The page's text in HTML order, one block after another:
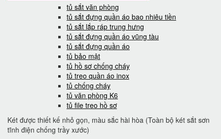
tủ sắt văn phòng
tủ sắt đựng quần áo bao nhiêu tiền
tủ sắt lắp ráp trung hưng
tủ sắt đựng quần áo vũng tàu
tủ sắt đựng quần áo
tủ bảo mật
tủ hồ sơ chống cháy
tủ treo quần áo inox
tủ chống cháy
tủ văn phòng K6
tủ file treo hồ sơ
Két được thiết kế nhỏ gọn, màu sắc hài hòa (Toàn bộ két sắt sơn
tĩnh điện chống trầy xước)